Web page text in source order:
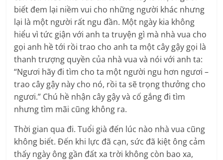
biết đem lại niềm vui cho những người khác nhưng
lại là một người rất ngu đần. Một ngày kia không
hiểu vì tức giận với anh ta truyện gì mà nhà vua cho
gọi anh hề tới rồi trao cho anh ta một cây gậy gọi là
thanh trượng quyền của nhà vua và nói với anh ta:
“Ngươi hãy đi tìm cho ta một người ngu hơn ngươi –
trao cây gậy này cho nó, rồi ta sẽ trọng thưởng cho
ngươi.” Chú hề nhận cây gậy và cố gắng đi tìm
nhưng tìm mãi cũng không ra.
Thời gian qua đi. Tuổi già đến lúc nào nhà vua cũng
không biết. Đến khi lực đã cạn, sức đã kiệt ông cảm
thấy ngày ông gần đất xa trời không còn bao xa,